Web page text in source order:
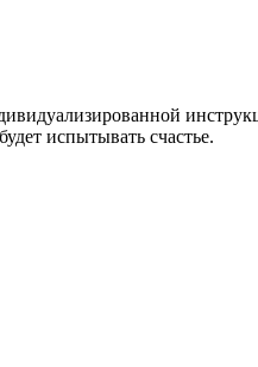
испытывать счастье.